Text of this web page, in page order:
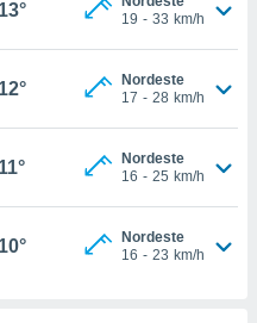
13°
19 - 33 km/h
12°
Nordeste
17 - 28 km/h
11°
Nordeste
16 - 25 km/h
10°
Nordeste
16 - 23 km/h